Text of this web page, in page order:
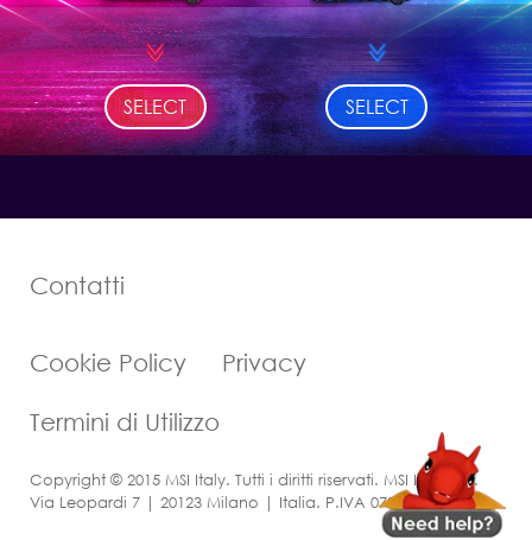
SELECT SELECT
Copyright © 2015 MSI Italy. Tutti i diritti riservati. MSI Italy S.r.l.
Via Leopardi 7 | 20123 Milano | Italia. P.IVA 07205900967
Cookie Policy Privacy
Termini di Utilizzo
Contatti